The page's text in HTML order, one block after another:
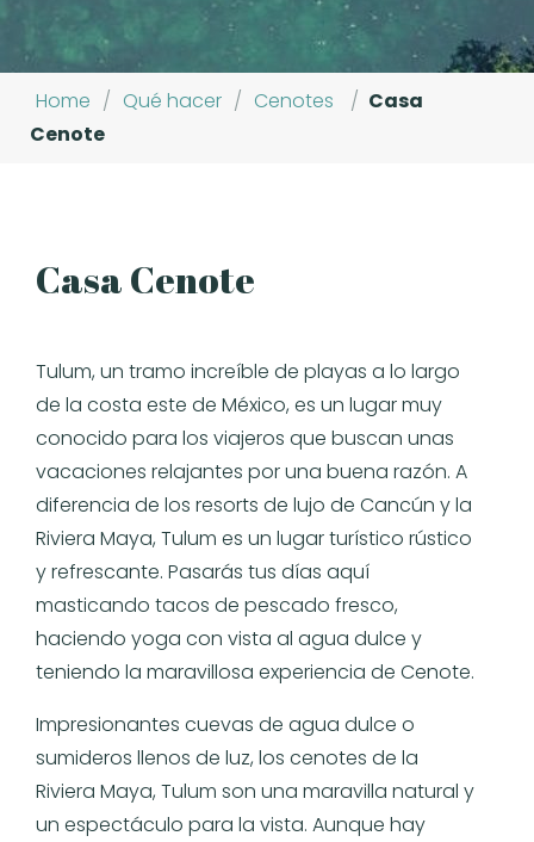
Home / Qué hacer / Cenotes / Casa
Cenote
Casa Cenote
Tulum, un tramo increíble de playas a lo largo
de la costa este de México, es un lugar muy
conocido para los viajeros que buscan unas
vacaciones relajantes por una buena razón. A
diferencia de los resorts de lujo de Cancún y la
Riviera Maya, Tulum es un lugar turístico rústico
y refrescante. Pasarás tus días aquí
masticando tacos de pescado fresco,
haciendo yoga con vista al agua dulce y
teniendo la maravillosa experiencia de Cenote.
Impresionantes cuevas de agua dulce o
sumideros llenos de luz, los cenotes de la
Riviera Maya, Tulum son una maravilla natural y
un espectáculo para la vista. Aunque hay